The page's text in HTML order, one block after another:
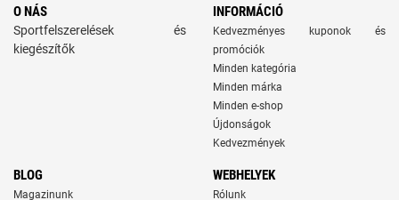
O NÁS
Sportfelszerelések és
kiegészítők
INFORMÁCIÓ
Kedvezményes kuponok és
promóciók
Minden kategória
Minden márka
Minden e-shop
Újdonságok
Kedvezmények
BLOG
Magazinunk
WEBHELYEK
Rólunk